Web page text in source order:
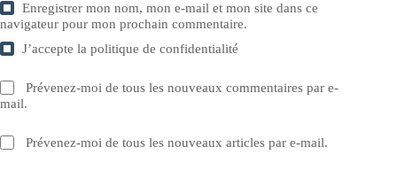
Enregistrer mon nom, mon e-mail et mon site dans ce
navigateur pour mon prochain commentaire.
J’accepte lapolitique de confidentialité
Prévenez-moi de tous les nouveaux commentaires par e-
mail.
Prévenez-moi de tous les nouveaux articles par e-mail.